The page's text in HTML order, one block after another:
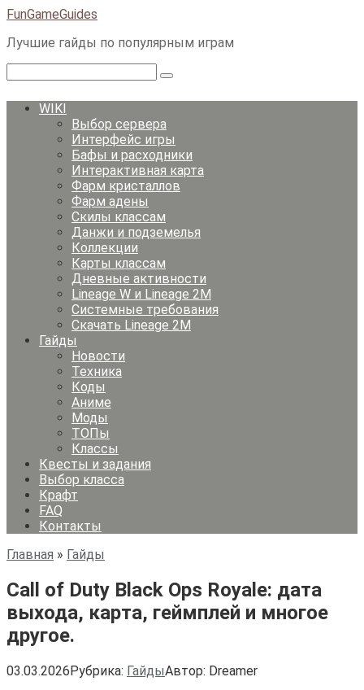
Перейти
контенту
FunGameGuides
Лучшие гайды по популярным играм
WIKI
Выбор сервера
Интерфейс игры
Бафы и расходники
Интерактивная карта
Фарм кристаллов
Фарм адены
Скилы классам
Данжи и подземелья
Коллекции
Карты классам
Дневные активности
Lineage W и Lineage 2M
Системные требования
Скачать Lineage 2M
Гайды
Новости
Техника
Коды
Аниме
Моды
ТОПы
Классы
Квесты и задания
Выбор класса
Крафт
FAQ
Контакты
Главная » Гайды
Call of Duty Black Ops Royale: дата
выхода, карта, геймплей и многое
другое.
03.03.2026Рубрика: ГайдыАвтор: Dreamer